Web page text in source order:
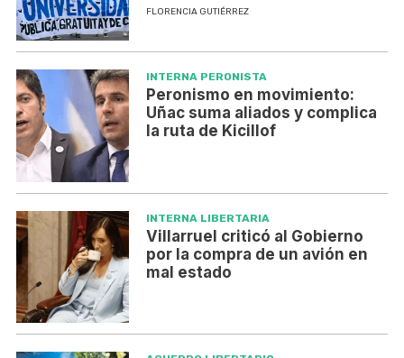
FLORENCIA GUTIÉRREZ
INTERNA PERONISTA
Peronismo en movimiento:
Uñac suma aliados y complica
la ruta de Kicillof
INTERNA LIBERTARIA
Villarruel criticó al Gobierno
por la compra de un avión en
mal estado